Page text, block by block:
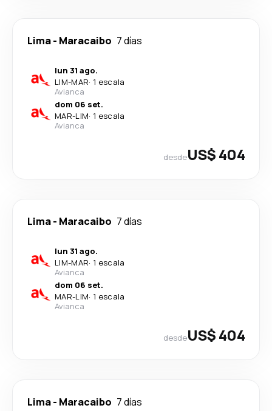
Lima- Maracaibo 7 días
lun 31 ago.
LIM-MAR· 1 escala
Avianca
dom 06 set.
MAR-LIM· 1 escala
Avianca
desdeUS$ 404
Lima- Maracaibo 7 días
lun 31 ago.
LIM-MAR· 1 escala
Avianca
dom 06 set.
MAR-LIM· 1 escala
Avianca
desdeUS$ 404
Lima- Maracaibo 7 días